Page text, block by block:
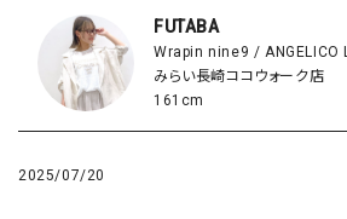
FUTABA
Wrapin nine9 / ANGELICO
みらい長崎ココウォーク店
161cm
2025/07/20